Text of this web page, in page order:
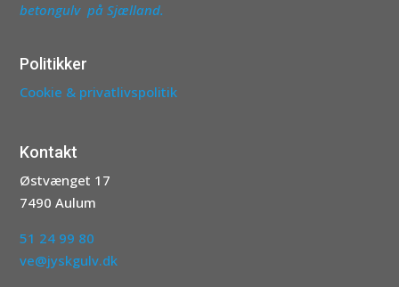
betongulv på Sjælland.
Politikker
Cookie & privatlivspolitik
Kontakt
Østvænget 17
7490 Aulum
51 24 99 80
ve@jyskgulv.dk